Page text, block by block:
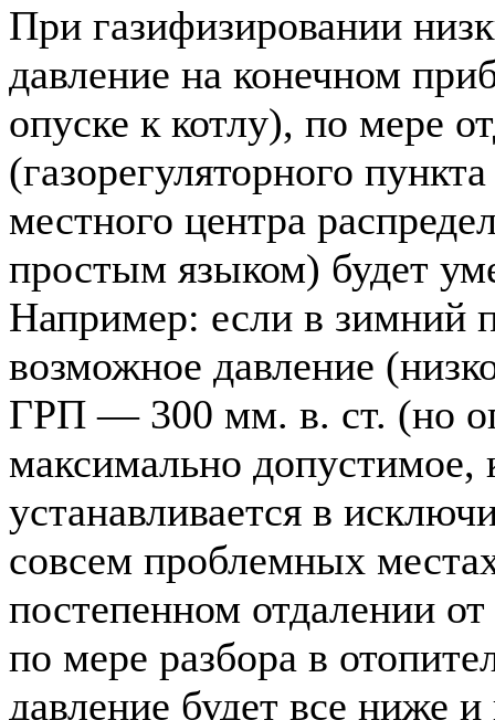
При газифизировании
давление на конечном
опуске к котлу), по мере
(газорегуляторного
местного центра
простым языком) будет
Например: если в зимний
возможное давление
ГРП — 300 мм. в. ст. (но
максимально допустимое,
устанавливается в
совсем проблемных
постепенном отдалении
по мере разбора в
давление будет все ниже